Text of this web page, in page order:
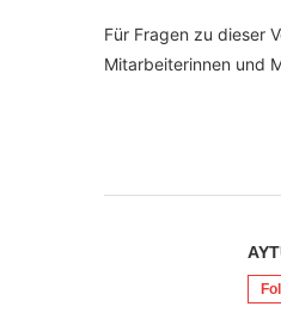
Für Fragen zu dieser
Mitarbeiterinnen und